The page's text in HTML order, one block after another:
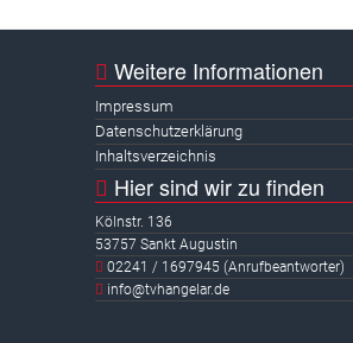
Weitere Informationen
Impressum
Datenschutzerklärung
Inhaltsverzeichnis
Hier sind wir zu finden
Kölnstr. 136
53757 Sankt Augustin
02241 / 1697945 (Anrufbeantworter)
info@tvhangelar.de